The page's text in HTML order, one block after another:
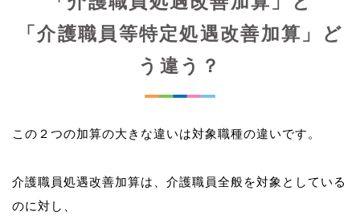
「介護職員等特定処遇改善加算」ど
う違う？
この２つの加算の大きな違いは対象職種の違いです。
介護職員処遇改善加算は、介護職員全般を対象としている